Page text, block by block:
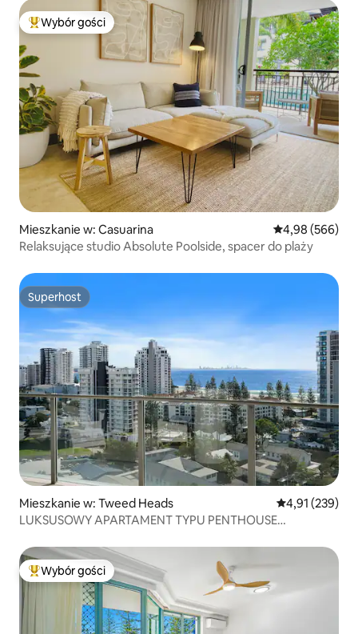
Najpopularniejsze z kategorii Wybór gości
Wybór gości
Mieszkanie w: Casuarina Średnia
4,98 (566)
Relaksujące studio Absolute Poolside, spacer do plaży
Superhost
Superhost
Mieszkanie w: Tweed Heads Średnia
4,91 (239)
LUKSUSOWY APARTAMENT TYPU PENTHOUSE
Najpopularniejsze z kategorii Wybór gości
Wybór gości